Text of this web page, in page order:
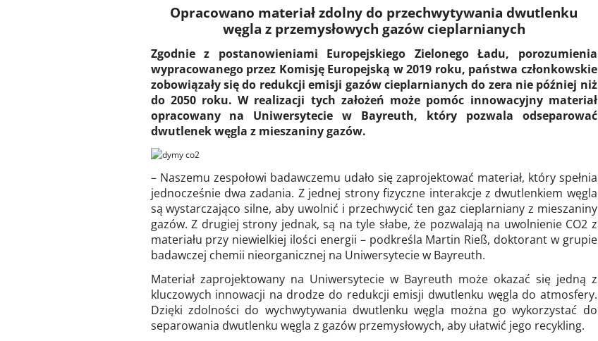
Opracowano materiał zdolny do przechwytywania dwutlenku
węgla z przemysłowych gazów cieplarnianych
Zgodnie z postanowieniami Europejskiego Zielonego Ładu, porozumienia
wypracowanego przez Komisję Europejską w 2019 roku, państwa członkowskie
zobowiązały się do redukcji emisji gazów cieplarnianych do zera nie później niż
do 2050 roku. W realizacji tych założeń może pomóc innowacyjny materiał
opracowany na Uniwersytecie w Bayreuth, który pozwala odseparować
dwutlenek węgla z mieszaniny gazów.
– Naszemu zespołowi badawczemu udało się zaprojektować materiał, który spełnia
jednocześnie dwa zadania. Z jednej strony fizyczne interakcje z dwutlenkiem węgla
są wystarczająco silne, aby uwolnić i przechwycić ten gaz cieplarniany z mieszaniny
gazów. Z drugiej strony jednak, są na tyle słabe, że pozwalają na uwolnienie CO2 z
materiału przy niewielkiej ilości energii – podkreśla Martin Rieß, doktorant w grupie
badawczej chemii nieorganicznej na Uniwersytecie w Bayreuth.
Materiał zaprojektowany na Uniwersytecie w Bayreuth może okazać się jedną z
kluczowych innowacji na drodze do redukcji emisji dwutlenku węgla do atmosfery.
Dzięki zdolności do wychwytywania dwutlenku węgla można go wykorzystać do
separowania dwutlenku węgla z gazów przemysłowych, aby ułatwić jego recykling.